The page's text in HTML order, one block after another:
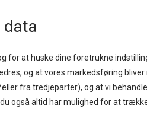
data
for at huske dine foretrukne
og at vores markedsføring
fra tredjeparter), og at vi
også altid har mulighed for at
BRANDS DAMETØJ SKO